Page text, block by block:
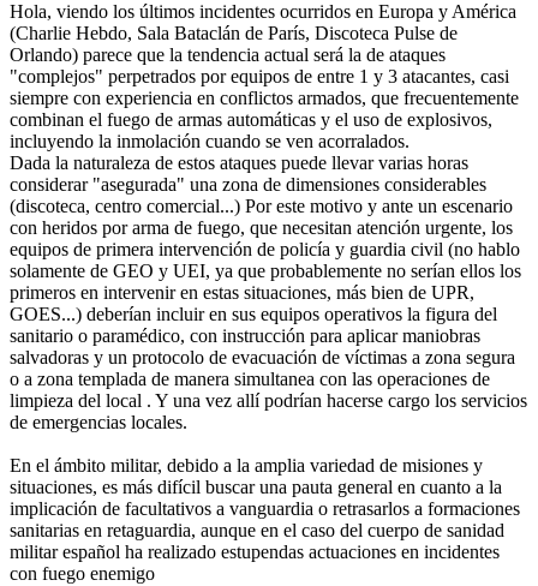
Hola, viendo los últimos incidentes ocurridos en Europa y América
(Charlie Hebdo, Sala Bataclán de París, Discoteca Pulse de
Orlando) parece que la tendencia actual será la de ataques
"complejos" perpetrados por equipos de entre 1 y 3 atacantes, casi
siempre con experiencia en conflictos armados, que frecuentemente
combinan el fuego de armas automáticas y el uso de explosivos,
incluyendo la inmolación cuando se ven acorralados.
Dada la naturaleza de estos ataques puede llevar varias horas
considerar "asegurada" una zona de dimensiones considerables
(discoteca, centro comercial...) Por este motivo y ante un escenario
con heridos por arma de fuego, que necesitan atención urgente, los
equipos de primera intervención de policía y guardia civil (no hablo
solamente de GEO y UEI, ya que probablemente no serían ellos los
primeros en intervenir en estas situaciones, más bien de UPR,
GOES...) deberían incluir en sus equipos operativos la figura del
sanitario o paramédico, con instrucción para aplicar maniobras
salvadoras y un protocolo de evacuación de víctimas a zona segura
o a zona templada de manera simultanea con las operaciones de
limpieza del local . Y una vez allí podrían hacerse cargo los servicios
de emergencias locales.
En el ámbito militar, debido a la amplia variedad de misiones y
situaciones, es más difícil buscar una pauta general en cuanto a la
implicación de facultativos a vanguardia o retrasarlos a formaciones
sanitarias en retaguardia, aunque en el caso del cuerpo de sanidad
militar español ha realizado estupendas actuaciones en incidentes
con fuego enemigo